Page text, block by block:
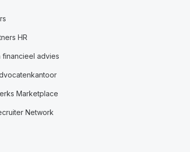
HR
financieel advies
Marketplace
Network